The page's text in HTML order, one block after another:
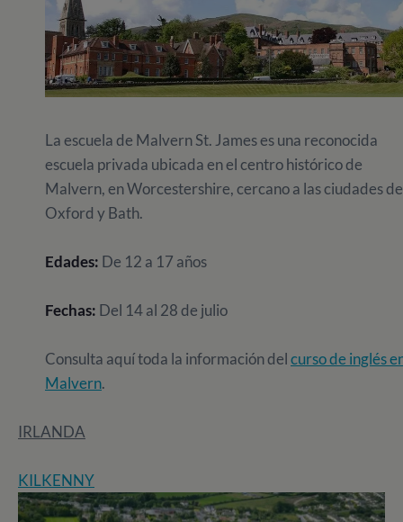
La escuela de Malvern St. James es una reconocida
escuela privada ubicada en el centro histórico de
Malvern, en Worcestershire, cercano a las ciudades de
Oxford y Bath.
Edades: De 12 a 17 años
Fechas: Del 14 al 28 de julio
Consulta aquí toda la información delcurso de inglés
Malvern.
IRLANDA
KILKENNY